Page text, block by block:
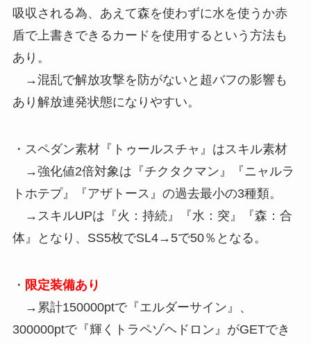
吸収される為、あえて森を使わずに水を使うか赤
盾で上書きできるカードを使用するという方法も
あり。
→混乱で解放攻撃を防がないと超バフの影響も
あり解放連発状態になりやすい。
・スペダン素材『トゥールスチャ』はスキル素材
→強化値2倍対象は『チクタクマン』『ニャルラ
トホテプ』『アザトース』の過去最小の3種類。
→スキルUPは『火：持続』『水：突』『森：合
体』となり、SS5枚でSL4→5で50％となる。
・ 限定装備あり
→累計150000ptで『エルダーサイン』、
300000ptで『輝くトラペゾヘドロン』がGETでき